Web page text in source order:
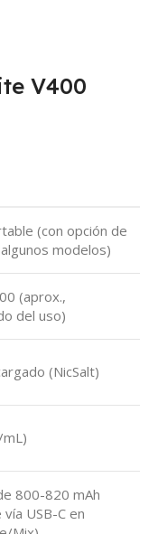
V400
(con opción de
modelos)
(aprox.,
del uso)
(NicSalt)
800-820 mAh
USB-C en